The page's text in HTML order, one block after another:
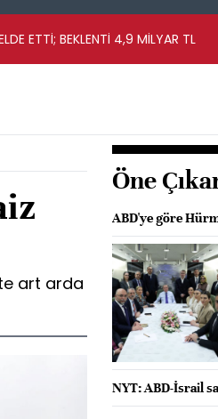
ETTİ; BEKLENTİ 4,9 MİLYAR TL
art arda
Öne
ABD'ye göre
NYT: ABD-İsrail